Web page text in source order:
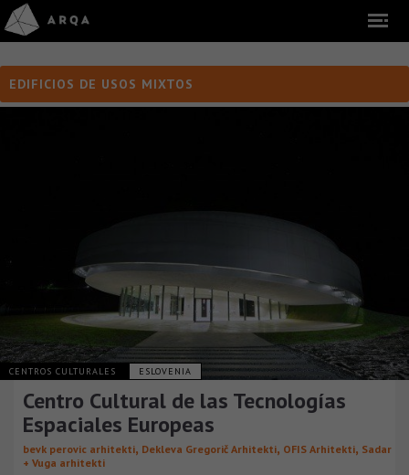
EDIFICIOS DE USOS MIXTOS
CENTROS CULTURALES ESLOVENIA
Centro Cultural de las Tecnologías
Espaciales Europeas
bevk perovic arhitekti, Dekleva Gregorič Arhitekti, OFIS Arhitekti, Sadar
+ Vuga arhitekti